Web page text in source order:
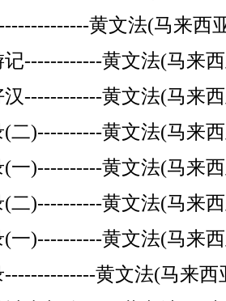
黄文法(马来西
------------黄文法(马来
------------黄文法(马来
二)----------黄文法(马来
一)----------黄文法(马来
二)----------黄文法(马来
一)----------黄文法(马来
黄文法(马来